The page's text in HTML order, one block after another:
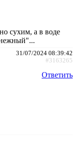
сухим, а в воде
31/07/2024 08:39:42
#3163265
Ответить